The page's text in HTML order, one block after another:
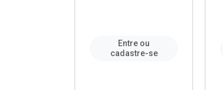
Entre ou
cadastre-se